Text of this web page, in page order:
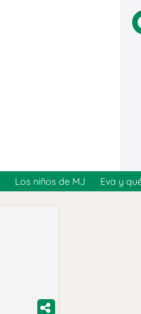
Los niños de MJ Eva y